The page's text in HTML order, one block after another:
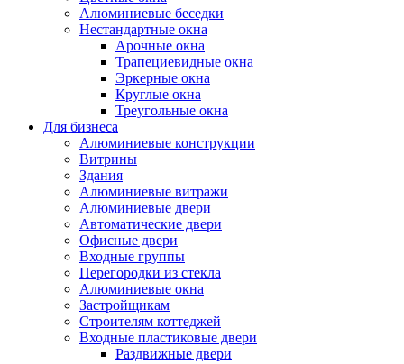
Алюминиевые беседки
Нестандартные окна
Арочные окна
Трапециевидные окна
Эркерные окна
Круглые окна
Треугольные окна
Для бизнеса
Алюминиевые конструкции
Витрины
Здания
Алюминиевые витражи
Алюминиевые двери
Автоматические двери
Офисные двери
Входные группы
Перегородки из стекла
Алюминиевые окна
Застройщикам
Строителям коттеджей
Входные пластиковые двери
Раздвижные двери